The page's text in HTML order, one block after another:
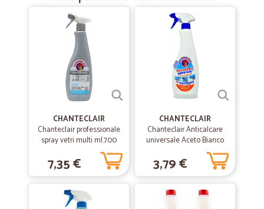
Marina F.
1a consegna
Gentilezza e cortesia del call center e del trasportatore, scatole in
cartone chiuse una leggermente ammaccata, penso dovuto al peso
prima esperienza è stata molto soddisfacente.
27/06/2020
Angelo P.
Tanta scelta di prodotti e veloci nella…
Tanta scelta di prodotti e veloci nella spedizione. Non do cinque
stelle perché comunque i prezzi sono un po' alti.
CHANTECLAIR
Chanteclair professionale
spray vetri multi ml.700
7,35 €
CHANTECLAIR
Chanteclair Anticalcare
universale Aceto Bianco
3,79 €